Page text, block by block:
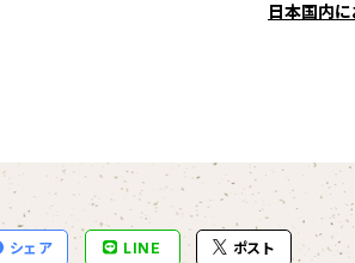
日本国内
シェア LINE ポスト